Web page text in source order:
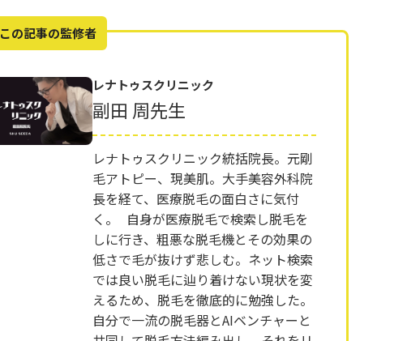
この記事の監修者
レナトゥスクリニック
副田 周先生
レナトゥスクリニック統括院長。元剛
毛アトピー、現美肌。大手美容外科院
長を経て、医療脱毛の面白さに気付
く。 自身が医療脱毛で検索し脱毛を
しに行き、粗悪な脱毛機とその効果の
低さで毛が抜けず悲しむ。ネット検索
では良い脱毛に辿り着けない現状を変
えるため、脱毛を徹底的に勉強した。
自分で一流の脱毛器とAIベンチャーと